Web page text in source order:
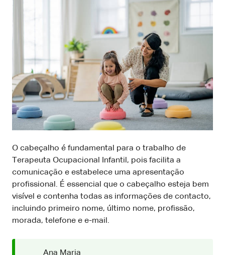
O cabeçalho é fundamental para o trabalho de
Terapeuta Ocupacional Infantil, pois facilita a
comunicação e estabelece uma apresentação
profissional. É essencial que o cabeçalho esteja bem
visível e contenha todas as informações de contacto,
incluindo primeiro nome, último nome, profissão,
morada, telefone e e-mail.
Ana Maria